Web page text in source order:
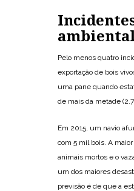
Pelo menos quatro
exportação de bois
uma pane quando
de mais da metade
Em 2015, um navio
com 5 mil bois. A
animais mortos e o
um dos maiores
previsão é de que a